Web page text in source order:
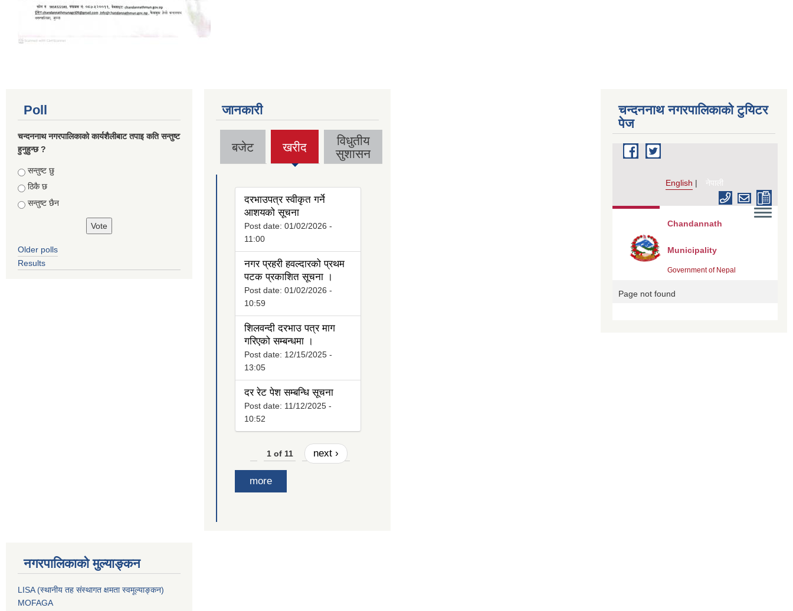
Poll
चन्दननाथ नगरपालिकाको कार्यशैलीबाट तपाइ कति सन्तुष्ट
हुनुहुन्छ ?
Choices
सन्तुष्ट छु
ठिकै छ
सन्तुष्ट छैन
Older polls
Results
जानकारी
बजेट खरीद
(active
tab)
विधुतीय
सुशासन
दरभाउपत्र स्वीकृत गर्ने
आशयको सूचना
Post date: 01/02/2026 -
11:00
नगर प्रहरी हवल्दारको प्रथम
पटक प्रकाशित सूचना ।
Post date: 01/02/2026 -
10:59
शिलवन्दी दरभाउ पत्र माग
गरिएको सम्बन्धमा ।
Post date: 12/15/2025 -
13:05
दर रेट पेश सम्बन्धि सूचना
Post date: 11/12/2025 -
10:52
1 of 11 next ›
more
चन्दननाथ नगरपालिकाको टुयिटर
पेज
नगरपालिकाको मुल्याङ्कन
LISA (स्थानीय तह संस्थागत क्षमता स्वमूल्याङ्कन)
MOFAGA